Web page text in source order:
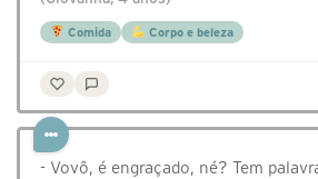
Comida Corpo e beleza
- Vovô, é engraçado, né? Tem